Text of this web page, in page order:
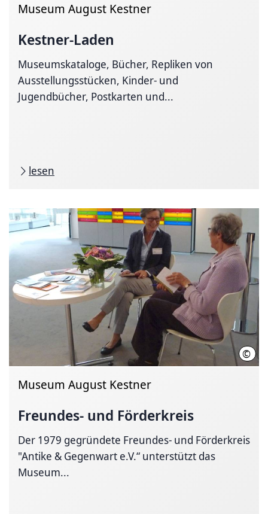
Museum August Kestner
Kestner-Laden
Museumskataloge, Bücher, Repliken von
Ausstellungsstücken, Kinder- und
Jugendbücher, Postkarten und...
lesen
© LHH
Museum August Kestner
Freundes- und Förderkreis
Der 1979 gegründete Freundes- und Förderkreis
"Antike & Gegenwart e.V.“ unterstützt das
Museum...